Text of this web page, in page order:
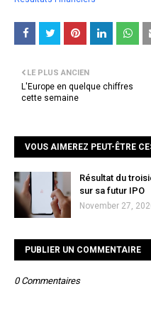
LE PLUS ANCIEN
L'Europe en quelque chiffres
cette semaine
VOUS AIMEREZ PEUT-ÊTRE
Résultat du
sur sa futur IPO
November 27,
PUBLIER UN COMMENTAIRE
0 Commentaires